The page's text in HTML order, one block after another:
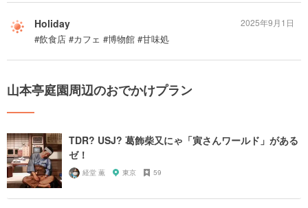
Holiday
#飲食店 #カフェ #博物館 #甘味処
2025年9月1日
山本亭庭園周辺のおでかけプラン
TDR? USJ? 葛飾柴又にゃ「寅さんワールド」がある
ゼ！
経堂 薫 東京 59